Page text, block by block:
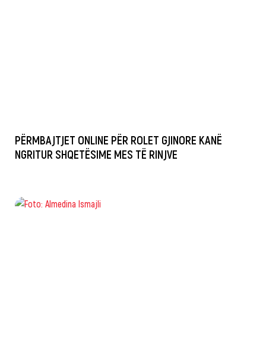
PËRMBAJTJET ONLINE PËR ROLET GJINORE KANË
NGRITUR SHQETËSIME MES TË RINJVE